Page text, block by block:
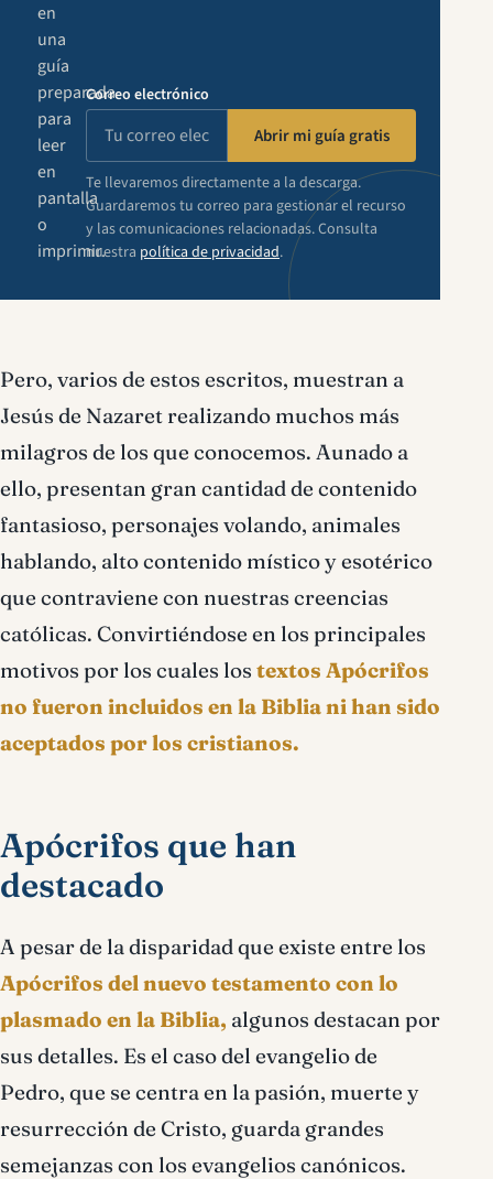
en
una
guía
preparada
para
leer
en
pantalla
o
imprimir.
Correo electrónico
Abrir mi guía gratis
Te llevaremos directamente a la descarga.
Guardaremos tu correo para gestionar el recurso
y las comunicaciones relacionadas. Consulta
nuestra política de privacidad.
Pero, varios de estos escritos, muestran a
Jesús de Nazaret realizando muchos más
milagros de los que conocemos. Aunado a
ello, presentan gran cantidad de contenido
fantasioso, personajes volando, animales
hablando, alto contenido místico y esotérico
que contraviene con nuestras creencias
católicas. Convirtiéndose en los principales
motivos por los cuales los textos Apócrifos
no fueron incluidos en la Biblia ni han sido
aceptados por los cristianos.
Apócrifos que han
destacado
A pesar de la disparidad que existe entre los
Apócrifos del nuevo testamento con lo
plasmado en la Biblia, algunos destacan por
sus detalles. Es el caso del evangelio de
Pedro, que se centra en la pasión, muerte y
resurrección de Cristo, guarda grandes
semejanzas con los evangelios canónicos.